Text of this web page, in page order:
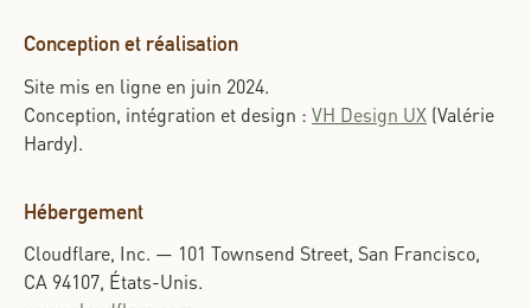
Conception et réalisation
Site mis en ligne en juin 2024.
Conception, intégration et design : VH Design UX (Valérie
Hardy).
Hébergement
Cloudflare, Inc. — 101 Townsend Street, San Francisco,
CA 94107, États-Unis.